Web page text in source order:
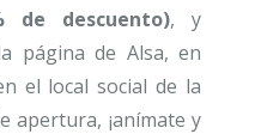
de descuento), y
página de Alsa, en
el local social de la
apertura, ¡anímate y